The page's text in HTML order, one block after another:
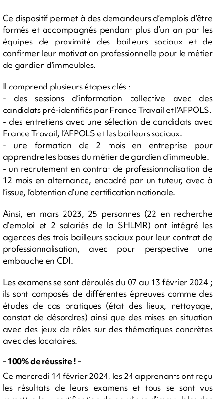
Ce dispositif permet à des demandeurs d’emplois d’être
formés et accompagnés pendant plus d’un an par les
équipes de proximité des bailleurs sociaux et de
confirmer leur motivation professionnelle pour le métier
de gardien d’immeubles.
Il comprend plusieurs étapes clés :
- des sessions d’information collective avec des
candidats pré-identifiés par France Travail et l’AFPOLS.
- des entretiens avec une sélection de candidats avec
France Travail, l’AFPOLS et les bailleurs sociaux.
- une formation de 2 mois en entreprise pour
apprendre les bases du métier de gardien d’immeuble.
- un recrutement en contrat de professionnalisation de
12 mois en alternance, encadré par un tuteur, avec à
l’issue, l’obtention d’une certification nationale.
Ainsi, en mars 2023, 25 personnes (22 en recherche
d’emploi et 2 salariés de la SHLMR) ont intégré les
agences des trois bailleurs sociaux pour leur contrat de
professionnalisation, avec pour perspective une
embauche en CDI.
Les examens se sont déroulés du 07 au 13 février 2024 ;
ils sont composés de différentes épreuves comme des
études de cas pratiques (état des lieux, nettoyage,
constat de désordres) ainsi que des mises en situation
avec des jeux de rôles sur des thématiques concrètes
avec des locataires.
- 100% de réussite ! -
Ce mercredi 14 février 2024, les 24 apprenants ont reçu
les résultats de leurs examens et tous se sont vus